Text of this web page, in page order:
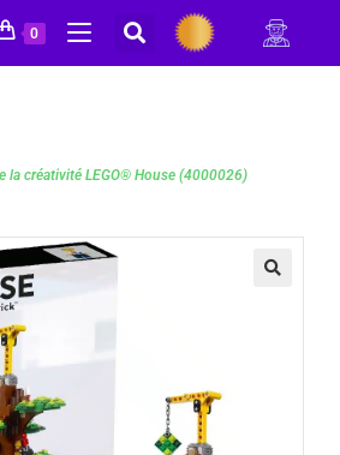
0
la créativité LEGO® House (4000026)